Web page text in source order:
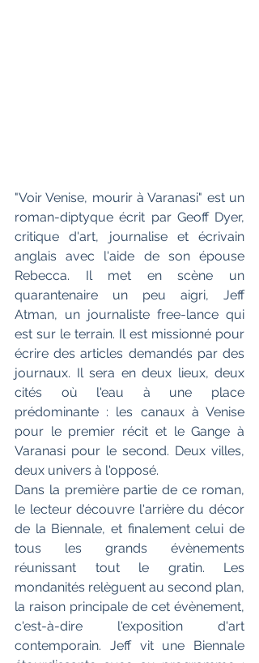
"Voir Venise, mourir à Varanasi" est un
roman-diptyque écrit par Geoff Dyer,
critique d'art, journalise et écrivain
anglais avec l'aide de son épouse
Rebecca. Il met en scène un
quarantenaire un peu aigri, Jeff
Atman, un journaliste free-lance qui
est sur le terrain. Il est missionné pour
écrire des articles demandés par des
journaux. Il sera en deux lieux, deux
cités où l'eau à une place
prédominante : les canaux à Venise
pour le premier récit et le Gange à
Varanasi pour le second. Deux villes,
deux univers à l'opposé.
Dans la première partie de ce roman,
le lecteur découvre l'arrière du décor
de la Biennale, et finalement celui de
tous les grands évènements
réunissant tout le gratin. Les
mondanités relèguent au second plan,
la raison principale de cet évènement,
c'est-à-dire l'exposition d'art
contemporain. Jeff vit une Biennale